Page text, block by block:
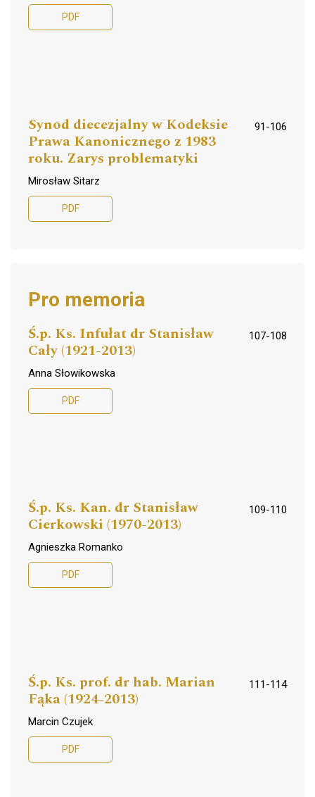
PDF
Synod diecezjalny w Kodeksie
Prawa Kanonicznego z 1983
roku. Zarys problematyki
91-106
Mirosław Sitarz
PDF
Pro memoria
Ś.p. Ks. Infułat dr Stanisław
Cały (1921-2013)
107-108
Anna Słowikowska
PDF
Ś.p. Ks. Kan. dr Stanisław
Cierkowski (1970-2013)
109-110
Agnieszka Romanko
PDF
Ś.p. Ks. prof. dr hab. Marian
Fąka (1924-2013)
111-114
Marcin Czujek
PDF